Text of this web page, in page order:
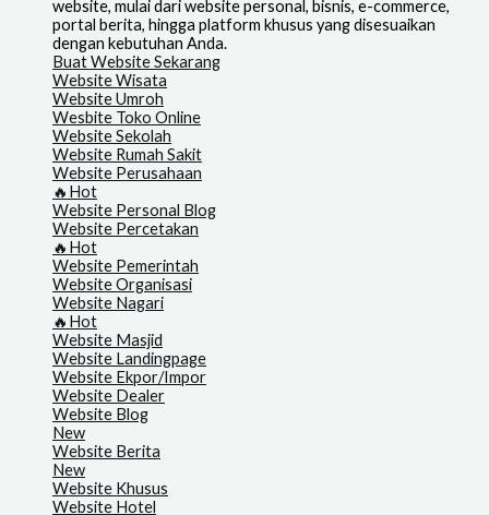
website, mulai dari website personal, bisnis, e-commerce,
portal berita, hingga platform khusus yang disesuaikan
dengan kebutuhan Anda.
Buat Website Sekarang
Website Wisata
Website Umroh
Wesbite Toko Online
Website Sekolah
Website Rumah Sakit
Website Perusahaan
🔥Hot
Website Personal Blog
Website Percetakan
🔥Hot
Website Pemerintah
Website Organisasi
Website Nagari
🔥Hot
Website Masjid
Website Landingpage
Website Ekpor/Impor
Website Dealer
Website Blog
New
Website Berita
New
Website Khusus
Website Hotel